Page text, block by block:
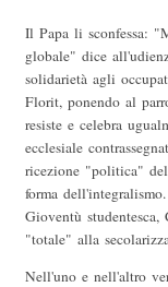
Il Papa li sconfessa:
globale" dice
solidarietà agli
Florit, ponendo al
resiste e celebra
ecclesiale
ricezione "politica"
forma
Gioventù
"totale" alla
Nell'uno e nell'altro